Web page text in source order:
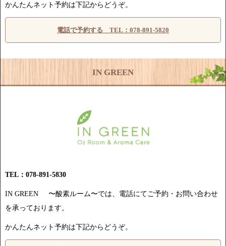
かんたんネット予約は下記からどうぞ。
電話で予約する TEL：078-891-5820
IN GREEN
TEL：078-891-5830
IN GREEN 〜酸素ルーム〜では、電話にてご予約・お問い合わせ
を承っております。
かんたんネット予約は下記からどうぞ。